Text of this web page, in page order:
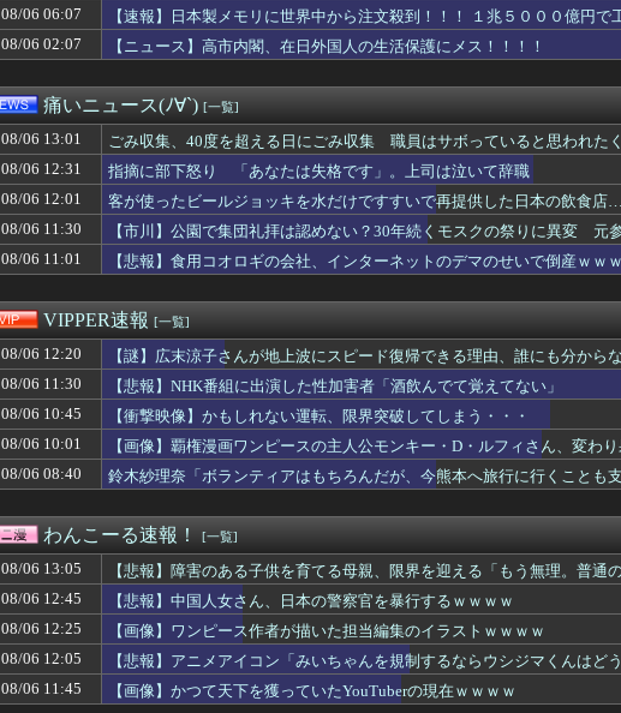
【驚愕】嫁さんの浮気が判明→間男と対面してみた結果ｗｗｗ
【物議】甲子園ムック、なぜ今まで選手ではなく女子生徒を表紙にしていたのか
女「いやぁ！中はだめえ！！」いっこく堂「ん？」
AIが指示なくサイバー攻撃 英政府機関の性能評価試験
【モンハンワイルズ】モンハンシリーズ初プレイなんだけどもこれ救難信号って好き
「オーデコロンの定期注文が月50本、1808年の請求書には72本」ナポレオンは...
韓国人「猛暑の中頑張る日本のエアコン設置業者さんは凄いです」
【悲報？】チョコバナナクレープ定跡、敗れる
今まで賛成派から発言権を奪っていた減税反対派、だが全員に発言権が与えられるよ
従弟「研修だから泊めて」私「今は臨月なんだけど…」→断りきれず了承したら、さ
「ドカ食いダイスキ！もちづきさん」TVアニメ化
赤十字、スペイン領セウタに殺到した不法移民に物資を支給
【画像】髭面の有名人
【フィギュア】引退選手限定雑談トピ
人工甘味料不使用の物が知りたい
寝よう！と思って寝れますか？
友人Aがホテルランチに800円くらいのピアスをつけて行こうとするので「そんな安...
【朗報】SBさん、交流戦前のハム戦(5月22日)からとんでもないペースで勝ち始...
今、中高生たちの間で「サウダージ」がメチャ流行っているらしい
2011年ドラフト当時のロッテファンの反応ｗｗｗ
日本の研究者が明らかにした肝臓がんをリスクを低下させるために必要な緑茶の量←
海外「日本にはこんな特殊な標識があるんだけど皆は見たことある？」→「何これめち
【ハマスタバトル】三嶋解説員「勝ちに来てますね」連日の挑戦者圧勝！相川七瀬軍
【画像】露悪アニメ化ブーム、はじまるｗｗｗ
【人材獲得へ】ソウルで日本企業による就職イベント 就職難に苦しむ韓国の若者が日...
秋田に日本最大級のデータセンター建設へ 建設費2兆円､UAEが投資
【驚愕】名作『HUNTER×HUNTER』凄い事に気付いたｗｗｗｗハンターハン...
【謎】広末涼子さんが地上波にスピード復帰できる理由、誰にも分からない・・・
【画像】沖縄で「ワクワクする自販機」見つかるｗｗｗｗｗｗ
【画像】福岡、こんなのが普通に走ってるｗｗｗｗｗｗｗｗｗｗｗｗｗｗｗｗｗｗｗ
08/06 06:07
【速報】日本製メモリに世界中から注文殺到！！！ １兆５０００億円で
08/06 02:07
【ニュース】高市内閣、在日外国人の生活保護にメス！！！！
痛いニュース(ﾉ∀`) [一覧]
08/06 13:01
ごみ収集、40度を超える日にごみ収集 職員はサボっていると思われた
08/06 12:31
指摘に部下怒り 「あなたは失格です」。上司は泣いて辞職
08/06 12:01
客が使ったビールジョッキを水だけですすいで再提供した日本の飲食店
08/06 11:30
【市川】公園で集団礼拝は認めない？30年続くモスクの祭りに異変
と地元に温度差
08/06 11:01 【悲報】食用コオロギの会社、インターネットのデマのせいで倒産ｗｗ
VIPPER速報 [一覧]
08/06 12:20
【謎】広末涼子さんが地上波にスピード復帰できる理由、誰にも分から
08/06 11:30
【悲報】NHK番組に出演した性加害者「酒飲んでて覚えてない」
08/06 10:45
【衝撃映像】かもしれない運転、限界突破してしまう・・・
08/06 10:01
【画像】覇権漫画ワンピースの主人公モンキー・D・ルフィさん、変わ
08/06 08:40
鈴木紗理奈「ボランティアはもちろんだが、今熊本へ旅行に行くことも支
わんこーる速報！ [一覧]
08/06 13:05
【悲報】障害のある子供を育てる母親、限界を迎える「もう無理。普通
08/06 12:45
【悲報】中国人女さん、日本の警察官を暴行するｗｗｗｗ
08/06 12:25
【画像】ワンピース作者が描いた担当編集のイラストｗｗｗｗ
08/06 12:05
【悲報】アニメアイコン「みいちゃんを規制するならウシジマくんは
08/06 11:45
【画像】かつて天下を獲っていたYouTuberの現在ｗｗｗｗ